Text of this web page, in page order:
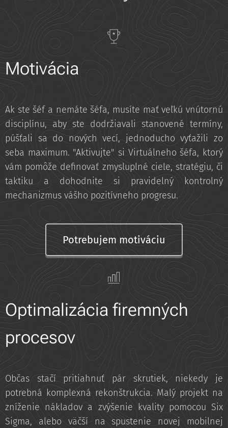
Motivácia
Ak ste šéf a nemáte šéfa, musíte mať veľkú vnútornú
disciplínu, aby ste dodržiavali stanovené termíny,
púšťali sa do nových vecí, jednoducho vyťažili zo
seba maximum. "Aktivujte" si Virtuálneho šéfa, ktorý
vám pomôže definovať zmysluplné ciele, stratégiu, či
taktiku a dohodnite si pravidelný kontrolný
mechanizmus vášho pozitívneho progresu.
Potrebujem motiváciu
Optimalizácia firemných
procesov
Občas stačí pritiahnuť pár skrutiek, niekedy je
potrebná komplexná rekonštrukcia. Malý projekt na
zníženie nákladov a zvýšenie kvality pomocou Six
Sigma, alebo väčší na spustenie novej mobilnej